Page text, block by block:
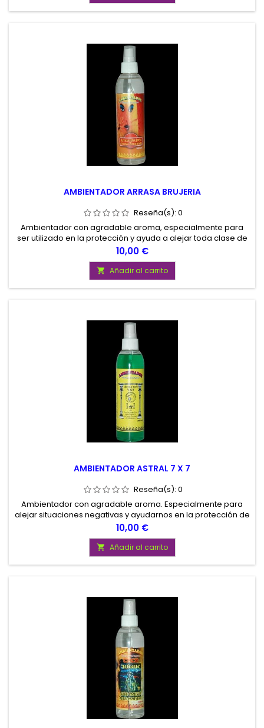
AMBIENTADOR ARRASA BRUJERIA
Reseña(s): 0
Ambientador con agradable aroma, especialmente para
ser utilizado en la protección y ayuda a alejar toda clase de
trabajaos negativos, enemigos y personas de mala fe.
Contenido 200 ml
Precio
10,00 €
 Añadir al carrito
AMBIENTADOR ASTRAL 7 X 7
Reseña(s): 0
Ambientador con agradable aroma. Especialmente para
alejar situaciones negativas y ayudarnos en la protección de
nuestras situaciones positivas. Contenido 200 ml.
Precio
10,00 €
 Añadir al carrito